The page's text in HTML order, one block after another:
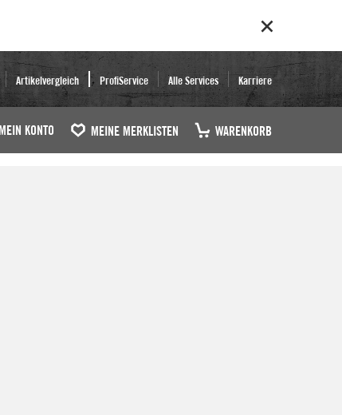
Artikelvergleich ProfiService Alle Services Karriere
KONTO MEINE MERKLISTEN WARENKORB